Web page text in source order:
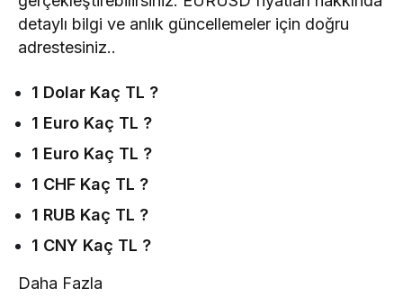
detaylı bilgi ve anlık güncellemeler için doğru
adrestesiniz..
1 Dolar Kaç TL ?
1 Euro Kaç TL ?
1 Euro Kaç TL ?
1 CHF Kaç TL ?
1 RUB Kaç TL ?
1 CNY Kaç TL ?
Daha Fazla